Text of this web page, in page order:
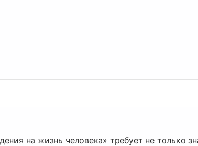
на жизнь человека» требует не только